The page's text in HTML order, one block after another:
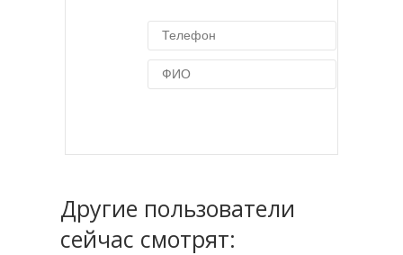
Другие пользователи
сейчас смотрят: